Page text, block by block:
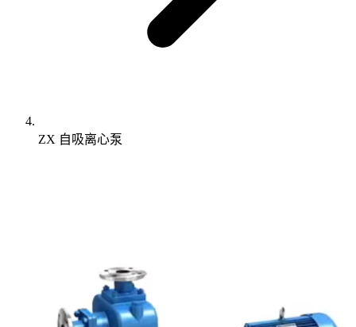
ZX 自吸离心泵